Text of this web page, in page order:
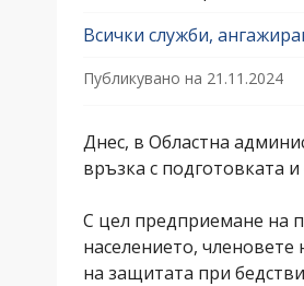
Всички служби,
Публикувано на 21.11.2024
Днес, в Областна
връзка с подготовката
С цел предприемане на
населението,
на защитата при